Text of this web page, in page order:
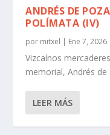
ANDRÉS DE
POLÍMATA (IV)
por mitxel | Ene 7, 2026
Vizcaínos
memorial, Andrés
LEER MÁS